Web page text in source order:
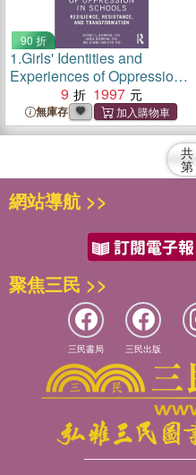
90 折
1.Girls' Identities and
Experiences of Oppression
in Schools：Resilience,
Resistance, and
Transformation
9 1997
無庫存
共
第
網站導航 >>
聚焦三民 >>
三民書局 三民出版